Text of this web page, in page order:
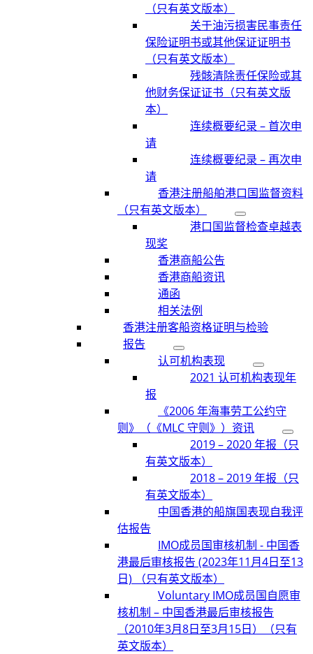
（只有英文版本）
关于油污损害民事责任
保险证明书或其他保证证明书
（只有英文版本）
残骸清除责任保险或其
他财务保证证书（只有英文版
本）
连续概要纪录 – 首次申
请
连续概要纪录 – 再次申
请
香港注册船舶港口国监督资料
（只有英文版本）
港口国监督检查卓越表
现奖
香港商船公告
香港商船资讯
通函
相关法例
香港注册客船资格证明与检验
报告
认可机构表现
2021 认可机构表现年
报
《2006 年海事劳工公约守
则》（《MLC 守则》）资讯
2019 – 2020 年报（只
有英文版本）
2018 – 2019 年报（只
有英文版本）
中国香港的船旗国表现自我评
估报告
IMO成员国审核机制 - 中国香
港最后审核报告 (2023年11月4日至13
日) （只有英文版本）
Voluntary IMO成员国自愿审
核机制 – 中国香港最后审核报告
（2010年3月8日至3月15日）（只有
英文版本）